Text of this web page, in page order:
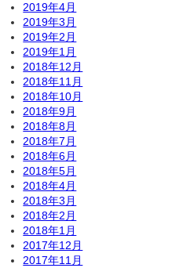
2019年4月
2019年3月
2019年2月
2019年1月
2018年12月
2018年11月
2018年10月
2018年9月
2018年8月
2018年7月
2018年6月
2018年5月
2018年4月
2018年3月
2018年2月
2018年1月
2017年12月
2017年11月